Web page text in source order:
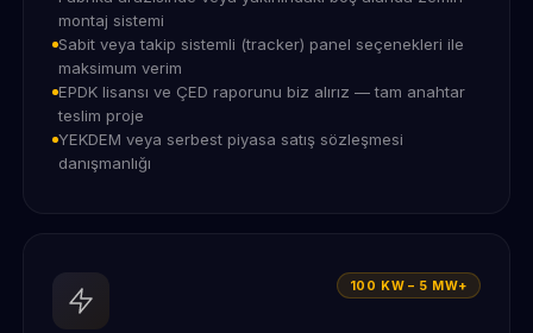
montaj sistemi
Sabit veya takip sistemli (tracker) panel seçenekleri ile
maksimum verim
EPDK lisansı ve ÇED raporunu biz alırız — tam anahtar
teslim proje
YEKDEM veya serbest piyasa satış sözleşmesi
danışmanlığı
100 KW – 5 MW+